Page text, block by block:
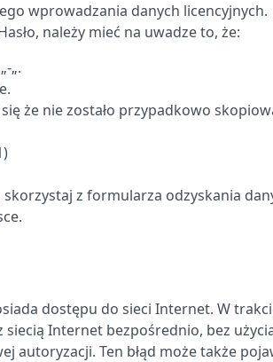
wprowadzania danych licencyjnych.
należy mieć na uwadze to, że:
„.
że nie zostało przypadkowo
z formularza odzyskania
dostępu do sieci Internet. W
Internet bezpośrednio, bez
autoryzacji. Ten błąd może także